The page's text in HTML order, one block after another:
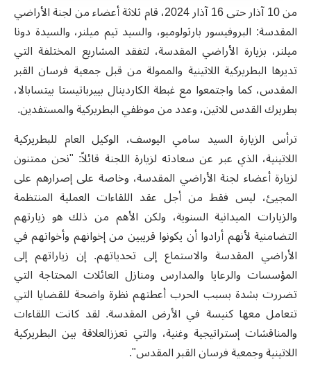
من 10 آذار حتى 16 آذار 2024، قام ثلاثة أعضاء من لجنة الأراضي
المقدسة: البروفيسور بارثولوميو، والسيد تيم ميلنر، والسيدة دونا
ميلنر، بزيارة الأراضي المقدسة، لتفقد المشاريع المختلفة التي
تديرها البطريركية اللاتينية والممولة من قبل جمعية فرسان القبر
المقدس، كما واجتمعوا مع غبطة الكاردينال بييرباتيستا بيتسابالا،
بطريرك القدس للاتين، وعدد من موظفي البطريركية والمستفدين.
ترأس الزيارة السيد سامي اليوسف، الوكيل العام للبطريركية
اللاتينية، الذي عبر عن سعادته لزيارة اللجنة قائلاً: "نحن ممتنون
لزيارة أعضاء لجنة الأراضي المقدسة، وخاصة على إصرارهم على
المجيئ، ليس فقط من أجل عقد اللقاءات العملية المنتظمة
والزيارات الميدانية السنوية، ولكن الأهم من ذلك هو زيارتهم
التضامنية لأنهم أرادوا أن يكونوا قريبين من إخوانهم وأخواتهم في
الأراضي المقدسة والاستماع إلى تحدياتهم. إن زياراتهم إلى
المؤسسات والرعايا والمدارس ومنازل العائلات المحتاجة التي
تضررت بشدة بسبب الحرب أعطتهم نظرة واضحة للقضايا التي
تتعامل معها كنيسة في الأرض المقدسة. لقد كانت اللقاءات
والمناقشات إستراتيجية وغنية، والتي تعززالعلاقة بين البطريركية
اللاتينية وجمعية فرسان القبر المقدس".